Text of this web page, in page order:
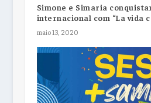
Simone e Simaria
internacional com “La vida
maio 13, 2020